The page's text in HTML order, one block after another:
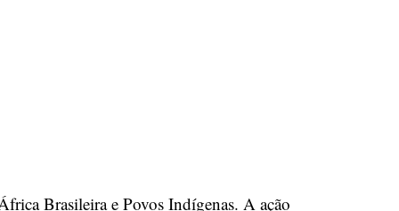
Brasileira e Povos Indígenas. A ação